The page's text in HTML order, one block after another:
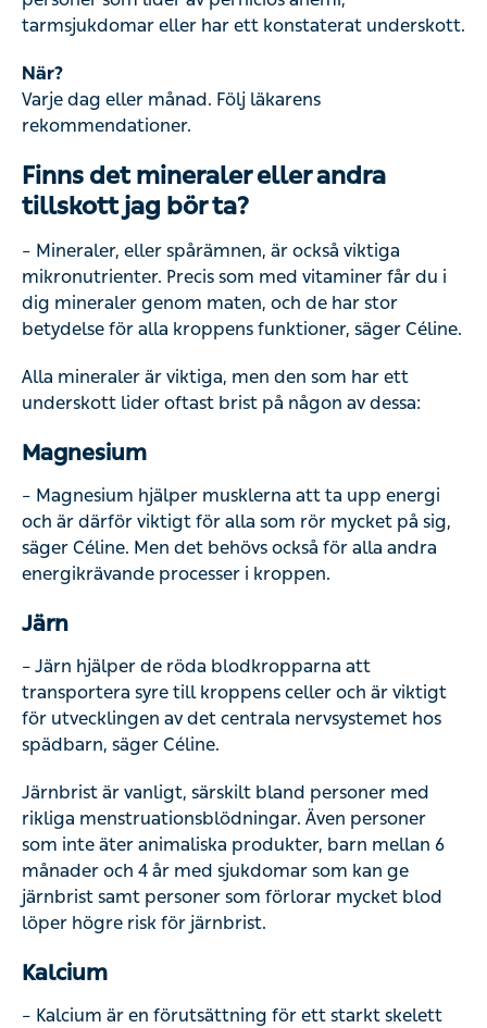
tarmsjukdomar eller har ett konstaterat underskott.
När?
Varje dag eller månad. Följ läkarens
rekommendationer.
Finns det mineraler eller andra
tillskott jag bör ta?
– Mineraler, eller spårämnen, är också viktiga
mikronutrienter. Precis som med vitaminer får du i
dig mineraler genom maten, och de har stor
betydelse för alla kroppens funktioner, säger Céline.
Alla mineraler är viktiga, men den som har ett
underskott lider oftast brist på någon av dessa:
Magnesium
– Magnesium hjälper musklerna att ta upp energi
och är därför viktigt för alla som rör mycket på sig,
säger Céline. Men det behövs också för alla andra
energikrävande processer i kroppen.
Järn
– Järn hjälper de röda blodkropparna att
transportera syre till kroppens celler och är viktigt
för utvecklingen av det centrala nervsystemet hos
spädbarn, säger Céline.
Järnbrist är vanligt, särskilt bland personer med
rikliga menstruationsblödningar. Även personer
som inte äter animaliska produkter, barn mellan 6
månader och 4 år med sjukdomar som kan ge
järnbrist samt personer som förlorar mycket blod
löper högre risk för järnbrist.
Kalcium
– Kalcium är en förutsättning för ett starkt skelett